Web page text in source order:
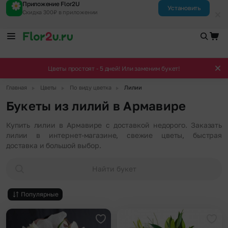
Приложение Flor2U
Скидка 300₽ в приложении
Установить
Цветы простоят - 5 дней! Или заменим букет!
Главная Цветы По виду цветка Лилии
Букеты из лилий в Армавире
Купить лилии в Армавире с доставкой недорого. Заказать
лилии в интернет-магазине, свежие цветы, быстрая
доставка и большой выбор.
Найти букет
Популярные